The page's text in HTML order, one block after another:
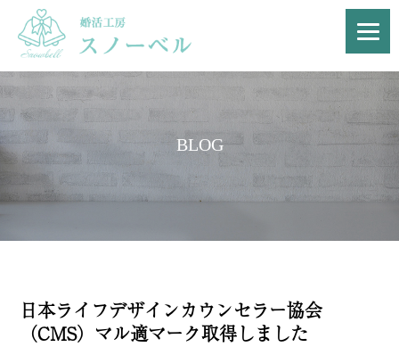
BLOG
日本ライフデザインカウンセラー協会
（CMS）マル適マーク取得しました